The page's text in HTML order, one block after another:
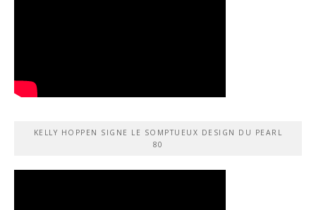
KELLY HOPPEN SIGNE LE SOMPTUEUX DESIGN DU PEARL
80